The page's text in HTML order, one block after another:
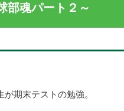
部魂パート２～
期末テストの勉強。